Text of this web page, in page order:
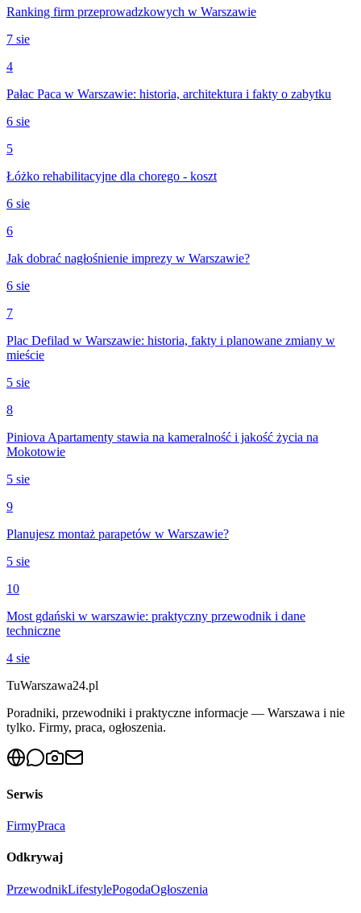
Ranking firm przeprowadzkowych w Warszawie
7 sie
4
Pałac Paca w Warszawie: historia, architektura i fakty o zabytku
6 sie
5
Łóżko rehabilitacyjne dla chorego - koszt
6 sie
6
Jak dobrać nagłośnienie imprezy w Warszawie?
6 sie
7
Plac Defilad w Warszawie: historia, fakty i planowane zmiany w
mieście
5 sie
8
Piniova Apartamenty stawia na kameralność i jakość życia na
Mokotowie
5 sie
9
Planujesz montaż parapetów w Warszawie?
5 sie
10
Most gdański w warszawie: praktyczny przewodnik i dane
techniczne
4 sie
TuWarszawa24.pl
Poradniki, przewodniki i praktyczne informacje — Warszawa i nie
tylko. Firmy, praca, ogłoszenia.
Serwis
FirmyPraca
Odkrywaj
PrzewodnikLifestylePogodaOgłoszenia